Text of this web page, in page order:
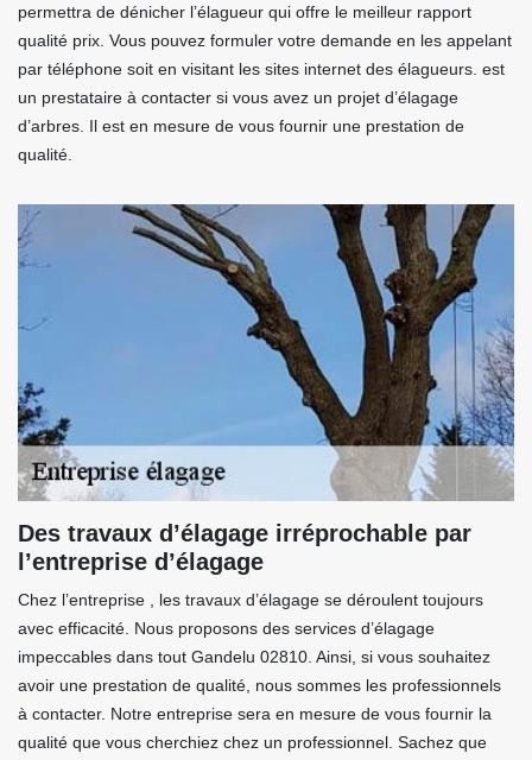
permettra de dénicher l’élagueur qui offre le meilleur rapport
qualité prix. Vous pouvez formuler votre demande en les appelant
par téléphone soit en visitant les sites internet des élagueurs. est
un prestataire à contacter si vous avez un projet d’élagage
d’arbres. Il est en mesure de vous fournir une prestation de
qualité.
Des travaux d’élagage irréprochable par
l’entreprise d’élagage
Chez l’entreprise , les travaux d’élagage se déroulent toujours
avec efficacité. Nous proposons des services d’élagage
impeccables dans tout Gandelu 02810. Ainsi, si vous souhaitez
avoir une prestation de qualité, nous sommes les professionnels
à contacter. Notre entreprise sera en mesure de vous fournir la
qualité que vous cherchiez chez un professionnel. Sachez que